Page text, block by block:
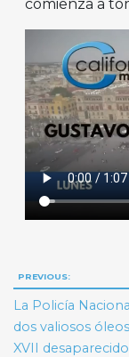
comienza a
Navegación
de
entradas
PREVIOUS:
La Policía
dos valiosos
XVII